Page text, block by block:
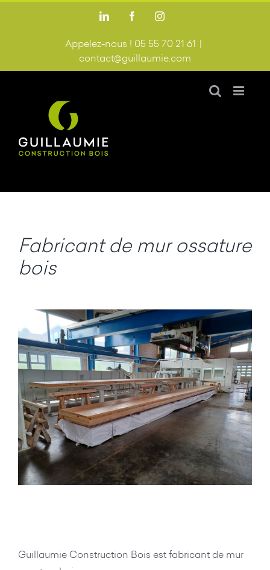
LinkedIn FacebookInstagram
Appelez-nous ! 05 55 70 21 61 |
contact@guillaumie.com
Fabricant de mur ossature
bois
Guillaumie Construction Bois est fabricant de mur